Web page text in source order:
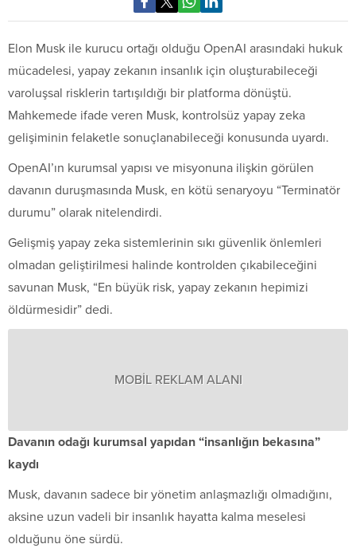
Elon Musk ile kurucu ortağı olduğu OpenAI arasındaki hukuk
mücadelesi, yapay zekanın insanlık için oluşturabileceği
varoluşsal risklerin tartışıldığı bir platforma dönüştü.
Mahkemede ifade veren Musk, kontrolsüz yapay zeka
gelişiminin felaketle sonuçlanabileceği konusunda uyardı.
OpenAI’ın kurumsal yapısı ve misyonuna ilişkin görülen
davanın duruşmasında Musk, en kötü senaryoyu “Terminatör
durumu” olarak nitelendirdi.
Gelişmiş yapay zeka sistemlerinin sıkı güvenlik önlemleri
olmadan geliştirilmesi halinde kontrolden çıkabileceğini
savunan Musk, “En büyük risk, yapay zekanın hepimizi
öldürmesidir” dedi.
MOBİL REKLAM ALANI
Davanın odağı kurumsal yapıdan “insanlığın bekasına”
kaydı
Musk, davanın sadece bir yönetim anlaşmazlığı olmadığını,
aksine uzun vadeli bir insanlık hayatta kalma meselesi
olduğunu öne sürdü.